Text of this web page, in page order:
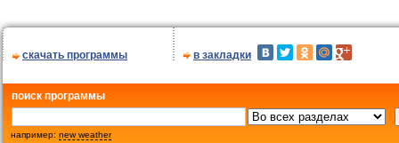
скачать программы в закладки
поиск программы
например: new weather